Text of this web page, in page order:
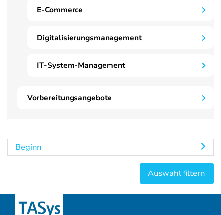
E-Commerce
Digitalisierungsmanagement
IT-System-Management
Vorbereitungsangebote
Beginn